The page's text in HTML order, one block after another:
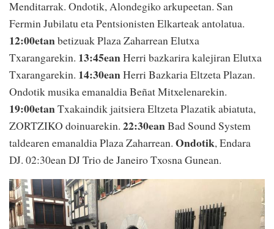
Menditarrak. Ondotik, Alondegiko arkupeetan. San
Fermin Jubilatu eta Pentsionisten Elkarteak antolatua.
12:00etanbetizuak Plaza Zaharrean Elutxa
Txarangarekin. 13:45eanHerri bazkarira kalejiran Elutxa
Txarangarekin. 14:30eanHerri Bazkaria Eltzeta Plazan.
Ondotik musika emanaldia Beñat Mitxelenarekin.
19:00etanTxakaindik jaitsiera Eltzeta Plazatik abiatuta,
ZORTZIKO doinuarekin. 22:30eanBad Sound System
taldearen emanaldia Plaza Zaharrean. Ondotik, Endara
DJ. 02:30ean DJ Trio de Janeiro Txosna Gunean.